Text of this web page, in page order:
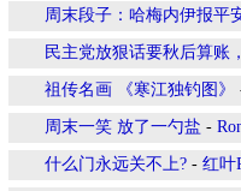
周末段子：哈梅内伊报平
民主党放狠话要秋后算账
祖传名画 《寒江独钓图》
周末一笑 放了一勺盐 -
什么门永远关不上? - 红叶